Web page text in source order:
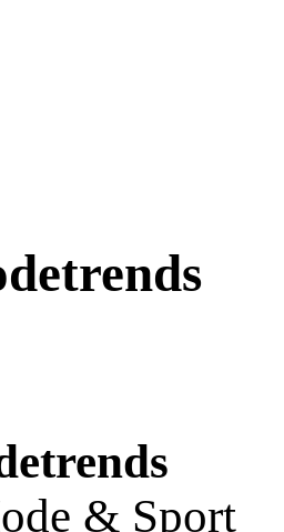
& Sport